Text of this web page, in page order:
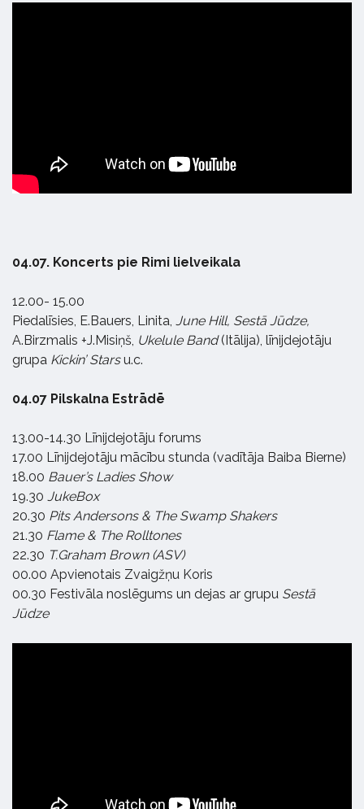
04.07. Koncerts pie Rimi lielveikala
12.00- 15.00
Piedalīsies, E.Bauers, Linita, June Hill, Sestā Jūdze,
A.Birzmalis +J.Misiņš, Ukelule Band(Itālija), līnijdejotāju
grupa Kickin’ Starsu.c.
04.07 Pilskalna Estrādē
13.00-14.30 Līnijdejotāju forums
17.00 Līnijdejotāju mācību stunda (vadītāja Baiba Bierne)
18.00 Bauer’s Ladies Show
19.30 JukeBox
20.30 Pits Andersons & The Swamp Shakers
21.30 Flame & The Rolltones
22.30 T.Graham Brown (ASV)
00.00 Apvienotais Zvaigžņu Koris
00.30 Festivāla noslēgums un dejas ar grupu Sestā
Jūdze